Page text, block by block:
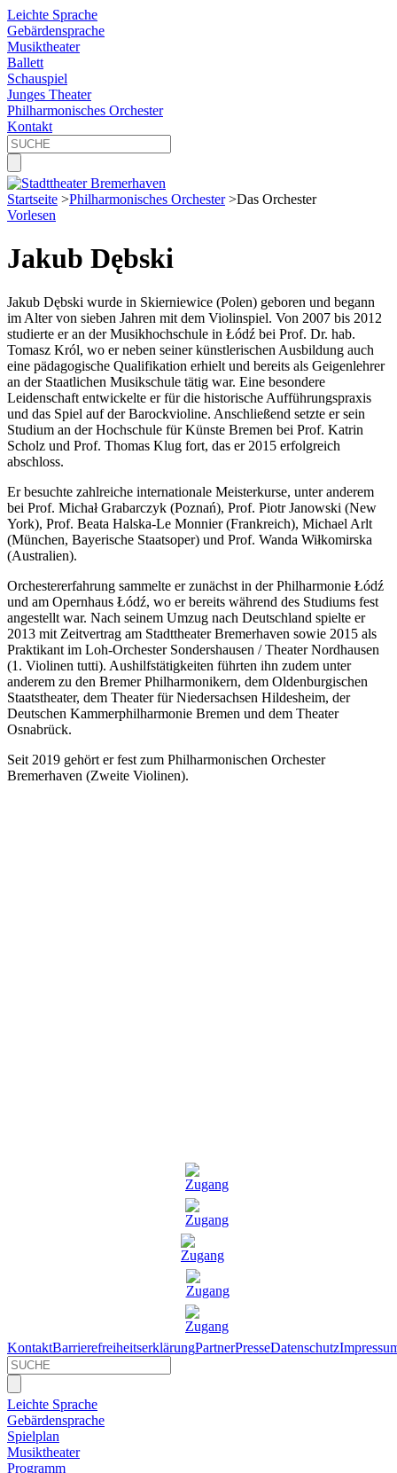
Leichte Sprache
Gebärdensprache
Musiktheater
Ballett
Schauspiel
Junges Theater
Philharmonisches Orchester
Kontakt
Startseite >Philharmonisches Orchester >Das Orchester
Vorlesen
Jakub Dębski
Jakub Dębski wurde in Skierniewice (Polen) geboren und begann
im Alter von sieben Jahren mit dem Violinspiel. Von 2007 bis 2012
studierte er an der Musikhochschule in Łódź bei Prof. Dr. hab.
Tomasz Król, wo er neben seiner künstlerischen Ausbildung auch
eine pädagogische Qualifikation erhielt und bereits als Geigenlehrer
an der Staatlichen Musikschule tätig war. Eine besondere
Leidenschaft entwickelte er für die historische Aufführungspraxis
und das Spiel auf der Barockvioline. Anschließend setzte er sein
Studium an der Hochschule für Künste Bremen bei Prof. Katrin
Scholz und Prof. Thomas Klug fort, das er 2015 erfolgreich
abschloss.
Er besuchte zahlreiche internationale Meisterkurse, unter anderem
bei Prof. Michał Grabarczyk (Poznań), Prof. Piotr Janowski (New
York), Prof. Beata Halska-Le Monnier (Frankreich), Michael Arlt
(München, Bayerische Staatsoper) und Prof. Wanda Wiłkomirska
(Australien).
Orchestererfahrung sammelte er zunächst in der Philharmonie Łódź
und am Opernhaus Łódź, wo er bereits während des Studiums fest
angestellt war. Nach seinem Umzug nach Deutschland spielte er
2013 mit Zeitvertrag am Stadttheater Bremerhaven sowie 2015 als
Praktikant im Loh-Orchester Sondershausen / Theater Nordhausen
(1. Violinen tutti). Aushilfstätigkeiten führten ihn zudem unter
anderem zu den Bremer Philharmonikern, dem Oldenburgischen
Staatstheater, dem Theater für Niedersachsen Hildesheim, der
Deutschen Kammerphilharmonie Bremen und dem Theater
Osnabrück.
Seit 2019 gehört er fest zum Philharmonischen Orchester
Bremerhaven (Zweite Violinen).
KontaktBarrierefreiheitserklärungPartnerPresseDatenschutz
Leichte Sprache
Gebärdensprache
Spielplan
Musiktheater
Programm